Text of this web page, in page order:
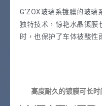
G’ZOX玻璃系镀膜的玻
独特技术，惊艳水晶镀膜
时，也保护了车体被酸性
高度耐久的镀膜可长时